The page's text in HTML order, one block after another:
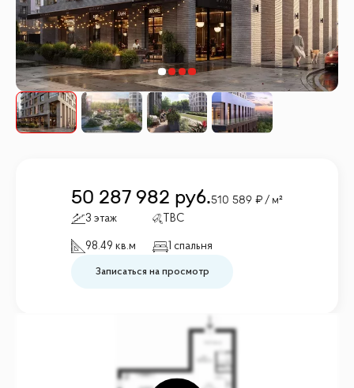
50 287 982 руб.510 589 / м²
3 этаж TBC
98.49 кв.м 1 спальня
Записаться на просмотр